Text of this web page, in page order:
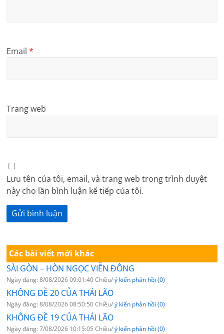
Email*
Trang web
Lưu tên của tôi, email, và trang web trong trình duyệt
này cho lần bình luận kế tiếp của tôi.
Các bài viết mới khác
SÀI GÒN – HÒN NGỌC VIỄN ĐÔNG
Ngày đăng: 8/08/2026 09:01:40 Chiều/ý kiến phản hồi (0)
KHÔNG ĐỀ 20 CỦA THÁI LÃO
Ngày đăng: 8/08/2026 08:50:50 Chiều/ý kiến phản hồi (0)
KHÔNG ĐỀ 19 CỦA THÁI LÃO
Ngày đăng: 7/08/2026 10:15:05 Chiều/ý kiến phản hồi (0)